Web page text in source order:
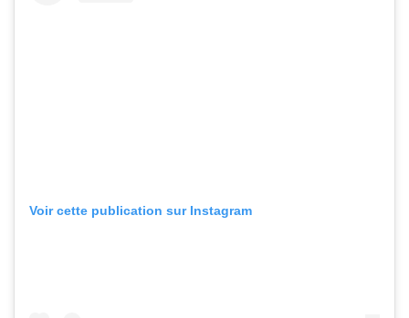
Voir cette publication sur Instagram